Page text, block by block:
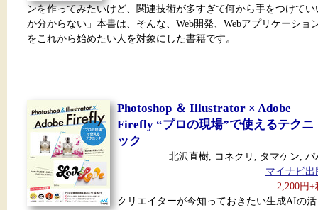
ンを作ってみたいけど、関連技術が多すぎて何から手をつけてい
か分からない」本書は、そんな、Web開発、Webアプリケーショ
をこれから始めたい人を対象にした書籍です。
Photoshop ＆ Illustrator × Adobe
Firefly “プロの現場”で使えるテクニ
ック
北沢直樹, コネクリ, タマケン, パ
マイナビ出
2,200円+
クリエイターが今知っておきたい生成AIの活